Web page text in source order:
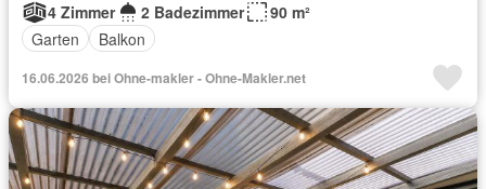
4 Zimmer
2 Badezimmer
90 m²
Garten
Balkon
16.06.2026 bei Ohne-makler - Ohne-Makler.net